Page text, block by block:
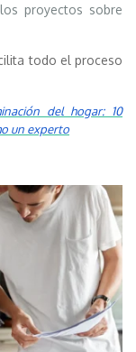
proyectos sobre
todo el proceso
del hogar: 10
un experto